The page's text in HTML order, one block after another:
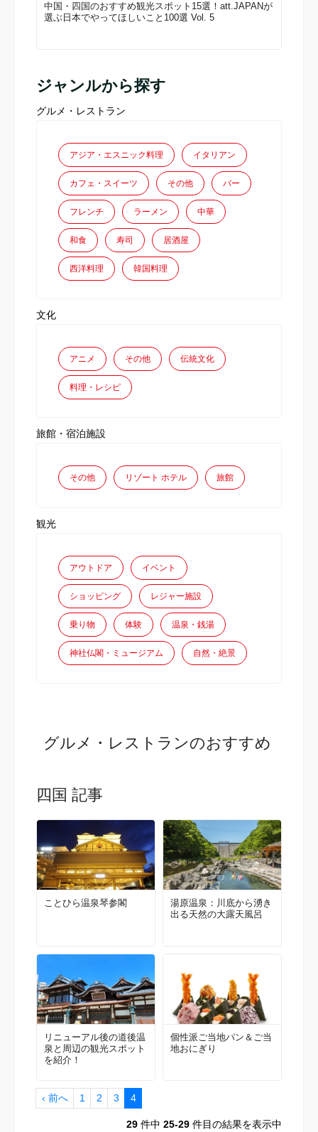
中国・四国のおすすめ観光スポット15選！att.JAPANが
選ぶ日本でやってほしいこと100選 Vol. 5
ジャンルから探す
グルメ・レストラン
アジア・エスニック料理 イタリアン
カフェ・スイーツ その他 バー
フレンチ ラーメン 中華
和食 寿司 居酒屋
西洋料理 韓国料理
文化
アニメ その他 伝統文化
料理・レシピ
旅館・宿泊施設
その他 リゾート ホテル 旅館
観光
アウトドア イベント
ショッピング レジャー施設
乗り物 体験 温泉・銭湯
神社仏閣・ミュージアム 自然・絶景
グルメ・レストランのおすすめ
四国 記事
ことひら温泉琴参閣
湯原温泉：川底から湧き
出る天然の大露天風呂
リニューアル後の道後温
泉と周辺の観光スポット
を紹介！
個性派ご当地パン＆ご当
地おにぎり
‹ 前へ 1 2 3 4
29 件中 25-29 件目の結果を表示中